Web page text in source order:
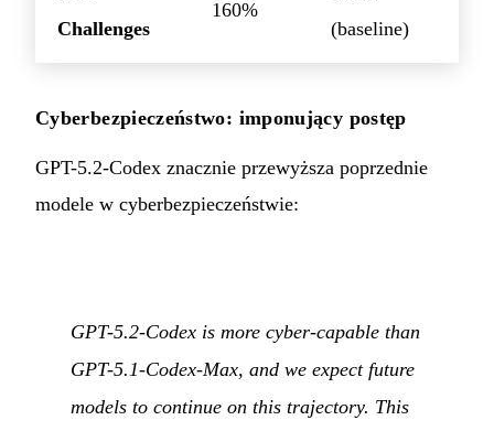
Challenges
160%
(baseline)
Cyberbezpieczeństwo: imponujący postęp
GPT-5.2-Codex znacznie przewyższa poprzednie
modele w cyberbezpieczeństwie:
GPT-5.2-Codex is more cyber-capable than
GPT-5.1-Codex-Max, and we expect future
models to continue on this trajectory. This